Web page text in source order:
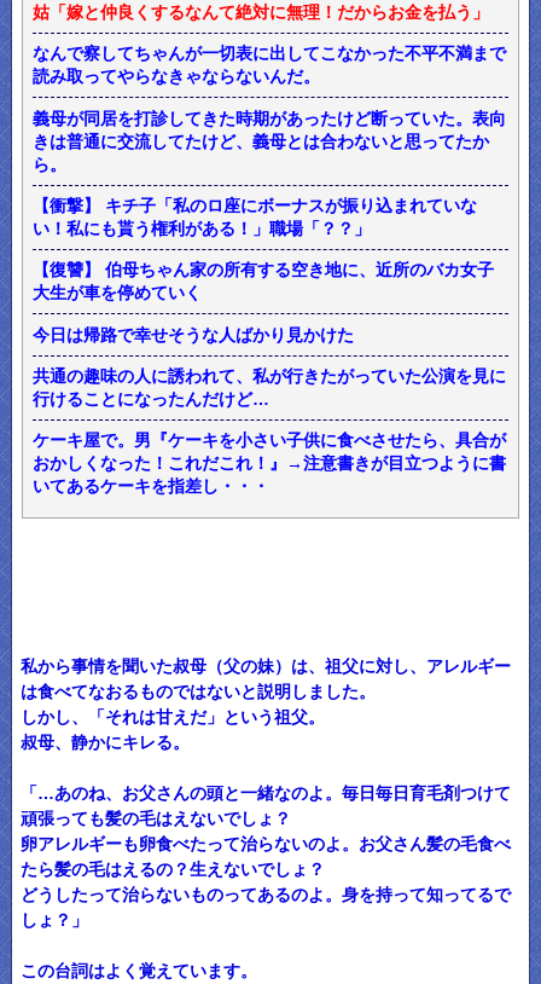
姑「嫁と仲良くするなんて絶対に無理！だからお金を払う」
なんで察してちゃんが一切表に出してこなかった不平不満まで
読み取ってやらなきゃならないんだ。
義母が同居を打診してきた時期があったけど断っていた。表向
きは普通に交流してたけど、義母とは合わないと思ってたか
ら。
【衝撃】 キチ子「私のロ座にボーナスが振り込まれていな
い！私にも貰う権利がある！」職場「？？」
【復讐】 伯母ちゃん家の所有する空き地に、近所のバカ女子
大生が車を停めていく
今日は帰路で幸せそうな人ばかり見かけた
共通の趣味の人に誘われて、私が行きたがっていた公演を見に
行けることになったんだけど…
ケーキ屋で。男『ケーキを小さい子供に食べさせたら、具合が
おかしくなった！これだこれ！』→注意書きが目立つように書
いてあるケーキを指差し・・・
私から事情を聞いた叔母（父の妹）は、祖父に対し、アレルギー
は食べてなおるものではないと説明しました。
しかし、「それは甘えだ」という祖父。
叔母、静かにキレる。
「…あのね、お父さんの頭と一緒なのよ。毎日毎日育毛剤つけて
頑張っても髪の毛はえないでしょ？
卵アレルギーも卵食べたって治らないのよ。お父さん髪の毛食べ
たら髪の毛はえるの？生えないでしょ？
どうしたって治らないものってあるのよ。身を持って知ってるで
しょ？」
この台詞はよく覚えています。